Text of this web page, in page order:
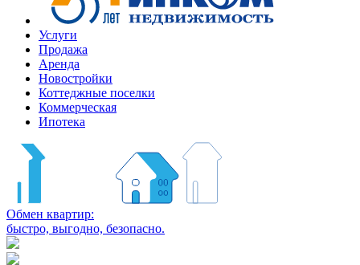
Услуги
Продажа
Аренда
Новостройки
Коттеджные поселки
Коммерческая
Ипотека
Обмен квартир:
быстро, выгодно, безопасно.